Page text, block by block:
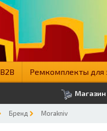
Ремкомплекты для
Магазин
Бренд Morakniv